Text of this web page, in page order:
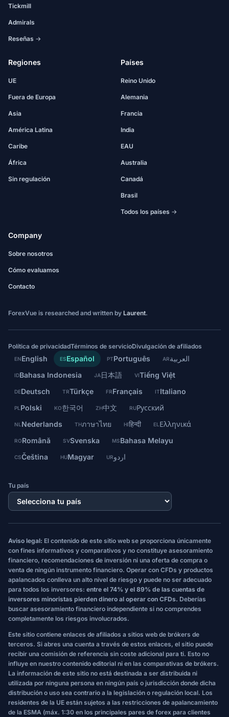
Tickmill
Admirals
Reseñas →
Regiones
UE
Fuera de Europa
Asia
América Latina
Caribe
África
Sin regulación
Países
Reino Unido
Alemania
Francia
India
EAU
Australia
Canadá
Brasil
Todos los países →
Company
Sobre nosotros
Cómo evaluamos
Contacto
ForexVue is researched and written by Laurent.
Política de privacidadTérminos de servicioDivulgación de afiliados
ENEnglish ESEspañol PTPortuguês ARالعربية
IDBahasa Indonesia JA日本語 VITiếng Việt
DEDeutsch TRTürkçe FRFrançais ITItaliano
PL Polski KO한국어 ZH中文 RUРусский
NL Nederlands THภาษาไทย HIहिन्दी EL Ελληνικά
RORomână SVSvenska MSBahasa Melayu
CSČeština HUMagyar URاردو
Tu país
Aviso legal: El contenido de este sitio web se proporciona únicamente
con fines informativos y comparativos y no constituye asesoramiento
financiero, recomendaciones de inversión ni una oferta de compra o
venta de ningún instrumento financiero. Operar con CFDs y productos
apalancados conlleva un alto nivel de riesgo y puede no ser adecuado
para todos los inversores: entre el 74% y el 89% de las cuentas de
inversores minoristas pierden dinero al operar con CFDs. Deberías
buscar asesoramiento financiero independiente si no comprendes
completamente los riesgos involucrados.
Este sitio contiene enlaces de afiliados a sitios web de brókers de
terceros. Si abres una cuenta a través de estos enlaces, el sitio puede
recibir una comisión de referencia sin coste adicional para ti. Esto no
influye en nuestro contenido editorial ni en las comparativas de brókers.
La información de este sitio no está destinada a ser distribuida ni
utilizada por ninguna persona en ningún país o jurisdicción donde dicha
distribución o uso sea contrario a la legislación o regulación local. Los
residentes de la UE están sujetos a las restricciones de apalancamiento
de la ESMA (máx. 1:30 en los principales pares de forex para clientes